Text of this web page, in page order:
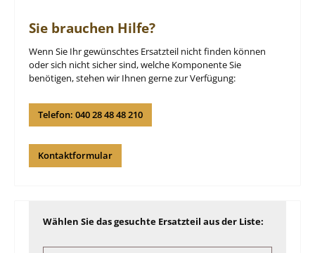
Sie brauchen Hilfe?
Wenn Sie Ihr gewünschtes Ersatzteil nicht finden können
oder sich nicht sicher sind, welche Komponente Sie
benötigen, stehen wir Ihnen gerne zur Verfügung:
Telefon: 040 28 48 48 210
Kontaktformular
Wählen Sie das gesuchte Ersatzteil aus der Liste: